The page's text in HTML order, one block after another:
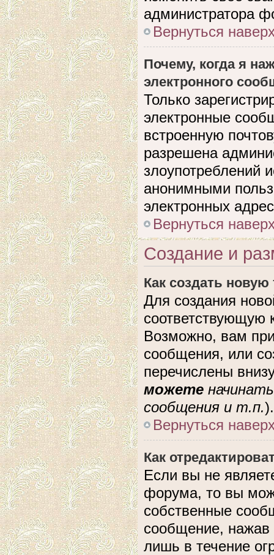
администратора
Вернуться
Почему, когда я
электронного
Только
электронные
встроенную
разрешена
злоупотреблений
анонимными
электронных
Вернуться
Создание и
Как создать новую
Для создания
соответствующую
Возможно, вам
сообщения, или
перечислены
можете
сообщения и т.п.).
Вернуться
Как
Если вы не
форума, то вы
собственные
сообщение, нажав
лишь в течение